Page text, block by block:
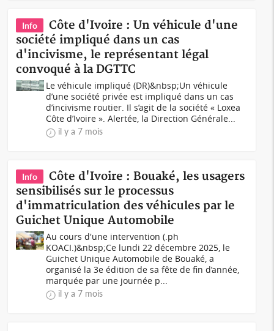
Info
Côte d'Ivoire : Un véhicule d'une
société impliqué dans un cas
d'incivisme, le représentant légal
convoqué à la DGTTC
Le véhicule impliqué (DR)&nbsp;Un véhicule
d’une société privée est impliqué dans un cas
d’incivisme routier. Il s’agit de la société « Loxea
Côte d’Ivoire ». Alertée, la Direction Générale...
il y a 7 mois
Info
Côte d'Ivoire : Bouaké, les usagers
sensibilisés sur le processus
d'immatriculation des véhicules par le
Guichet Unique Automobile
Au cours d'une intervention (.ph
KOACI.)&nbsp;Ce lundi 22 décembre 2025, le
Guichet Unique Automobile de Bouaké, a
organisé la 3e édition de sa fête de fin d’année,
marquée par une journée p...
il y a 7 mois